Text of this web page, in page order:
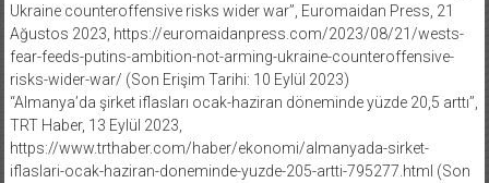
Ukraine counteroffensive risks wider war’’, Euromaidan Press, 21
Ağustos 2023, https://euromaidanpress.com/2023/08/21/wests-
fear-feeds-putins-ambition-not-arming-ukraine-counteroffensive-
risks-wider-war/ (Son Erişim Tarihi: 10 Eylül 2023)
‘‘Almanya’da şirket iflasları ocak-haziran döneminde yüzde 20,5 arttı’’,
TRT Haber, 13 Eylül 2023,
https://www.trthaber.com/haber/ekonomi/almanyada-sirket-
iflaslari-ocak-haziran-doneminde-yuzde-205-artti-795277.html (Son